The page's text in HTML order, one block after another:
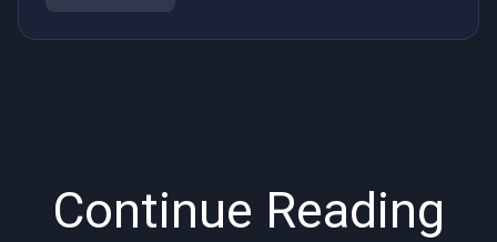
Continue Reading